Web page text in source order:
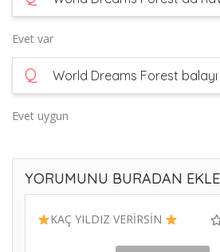
Evet var
Q World Dreams Forest
Evet uygun
YORUMUNU BURADAN EKLE
KAÇ YILDIZ VERİRSİN